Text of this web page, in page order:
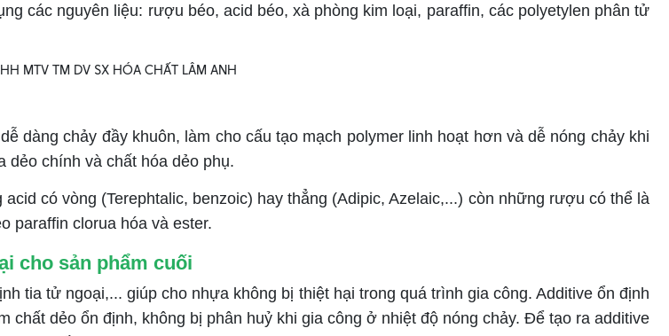
các nguyên liệu: rượu béo, acid béo, xà phòng kim loại, paraffin, các polyetylen phân tử
dàng chảy đầy khuôn, làm cho cấu tạo mạch polymer linh hoạt hơn và dễ nóng chảy khi
dẻo chính và chất hóa dẻo phụ.
có vòng (Terephtalic, benzoic) hay thẳng (Adipic, Azelaic,...) còn những rượu có thể là
paraffin clorua hóa và ester.
cho sản phẩm cuối
tia tử ngoại,... giúp cho nhựa không bị thiệt hại trong quá trình gia công. Additive ổn định
dẻo ổn định, không bị phân huỷ khi gia công ở nhiệt độ nóng chảy. Để tạo ra additive